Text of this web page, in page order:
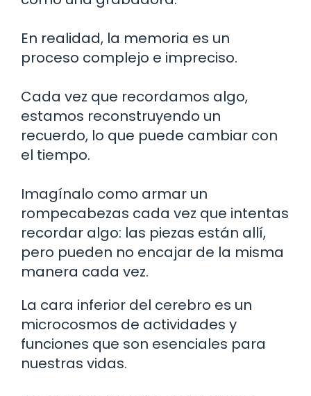
En realidad, la memoria es un
proceso complejo e impreciso.
Cada vez que recordamos algo,
estamos reconstruyendo un
recuerdo, lo que puede cambiar con
el tiempo.
Imagínalo como armar un
rompecabezas cada vez que intentas
recordar algo: las piezas están allí,
pero pueden no encajar de la misma
manera cada vez.
La cara inferior del cerebro es un
microcosmos de actividades y
funciones que son esenciales para
nuestras vidas.